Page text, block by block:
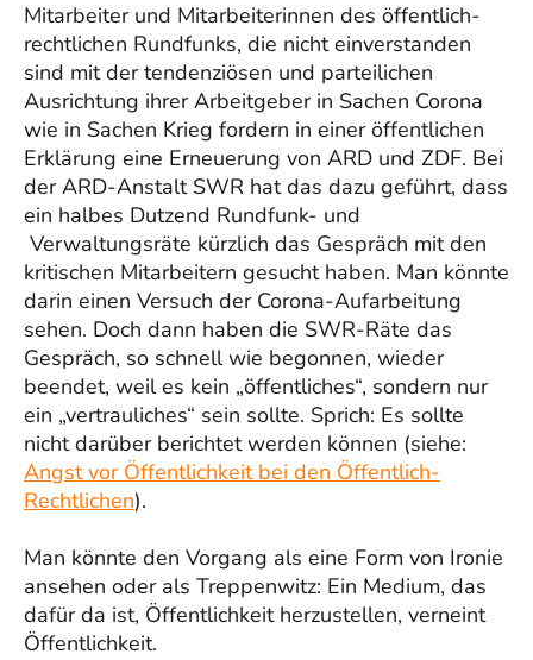
Mitarbeiter und Mitarbeiterinnen des öffentlich-
rechtlichen Rundfunks, die nicht einverstanden
sind mit der tendenziösen und parteilichen
Ausrichtung ihrer Arbeitgeber in Sachen Corona
wie in Sachen Krieg fordern in einer öffentlichen
Erklärung eine Erneuerung von ARD und ZDF. Bei
der ARD-Anstalt SWR hat das dazu geführt, dass
ein halbes Dutzend Rundfunk- und
Verwaltungsräte kürzlich das Gespräch mit den
kritischen Mitarbeitern gesucht haben. Man könnte
darin einen Versuch der Corona-Aufarbeitung
sehen. Doch dann haben die SWR-Räte das
Gespräch, so schnell wie begonnen, wieder
beendet, weil es kein „öffentliches“, sondern nur
ein „vertrauliches“ sein sollte. Sprich: Es sollte
nicht darüber berichtet werden können (siehe:
Angst vor Öffentlichkeit bei den Öffentlich-
Rechtlichen).
Man könnte den Vorgang als eine Form von Ironie
ansehen oder als Treppenwitz: Ein Medium, das
dafür da ist, Öffentlichkeit herzustellen, verneint
Öffentlichkeit.